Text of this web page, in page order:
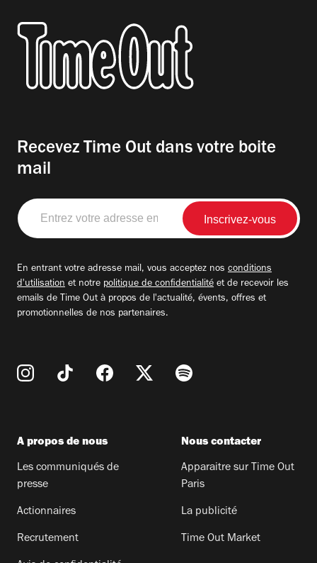
Recevez Time Out dans votre boite
mail
Entrez
votre
adresse
En entrant votre adresse mail, vous acceptez nos conditions
d'utilisation et notre politique de confidentialité et de recevoir les
emails de Time Out à propos de l'actualité, évents, offres et
promotionnelles de nos partenaires.
A propos de nous
Les communiqués de
presse
Actionnaires
Recrutement
Nous contacter
Apparaitre sur Time Out
Paris
La publicité
Time Out Market